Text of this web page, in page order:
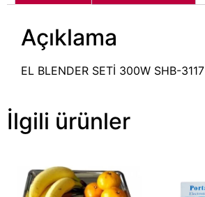
Açıklama
EL BLENDER SETİ 300W SHB-3117
İlgili ürünler